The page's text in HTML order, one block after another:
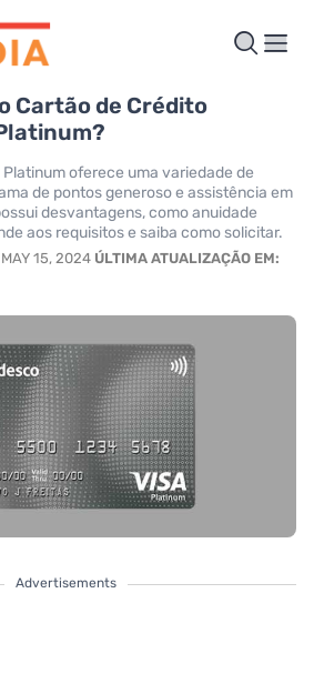
Cartão de Crédito
Platinum oferece uma variedade de
de pontos generoso e assistência em
desvantagens, como anuidade
aos requisitos e saiba como solicitar.
MAY 15, 2024 ÚLTIMA ATUALIZAÇÃO EM:
Advertisements